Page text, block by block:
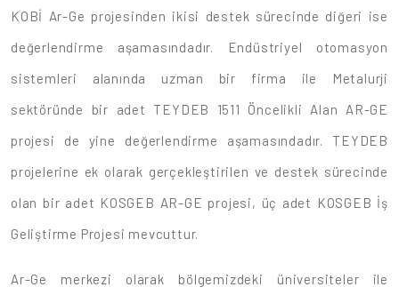
KOBİ Ar-Ge projesinden ikisi destek sürecinde diğeri ise
değerlendirme aşamasındadır. Endüstriyel otomasyon
sistemleri alanında uzman bir firma ile Metalurji
sektöründe bir adet TEYDEB 1511 Öncelikli Alan AR-GE
projesi de yine değerlendirme aşamasındadır. TEYDEB
projelerine ek olarak gerçekleştirilen ve destek sürecinde
olan bir adet KOSGEB AR-GE projesi, üç adet KOSGEB İş
Geliştirme Projesi mevcuttur.
Ar-Ge merkezi olarak bölgemizdeki üniversiteler ile